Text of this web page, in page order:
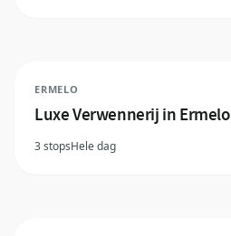
ERMELO
Luxe Verwennerij in Ermelo
3 stopsHele dag